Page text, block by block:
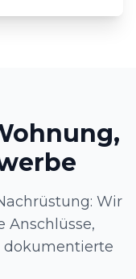
Wir
Anschlüsse,
dokumentierte